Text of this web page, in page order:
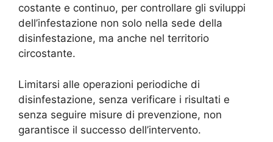
costante e continuo, per controllare gli sviluppi
dell’infestazione non solo nella sede della
disinfestazione, ma anche nel territorio
circostante.
Limitarsi alle operazioni periodiche di
disinfestazione, senza verificare i risultati e
senza seguire misure di prevenzione, non
garantisce il successo dell’intervento.